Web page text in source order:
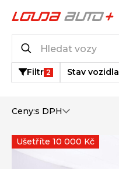
Filtr 2 Stav vozidla
Ceny:s DPH
Ušetříte 10 000 Kč